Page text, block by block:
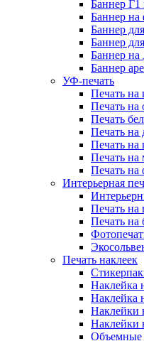
Баннер Г1
Баннер на
Баннер
Баннер
Баннер на
Баннер
УФ-печать
Печать на
Печать на
Печать
Печать на
Печать на
Печать на
Печать на
Интерьерная
Печать на
Печать на
Печать наклеек
Наклейка
Наклейка
Наклейки
Наклейки
Объемные